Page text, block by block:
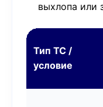
выхлопа или
Тип ТС /
условие